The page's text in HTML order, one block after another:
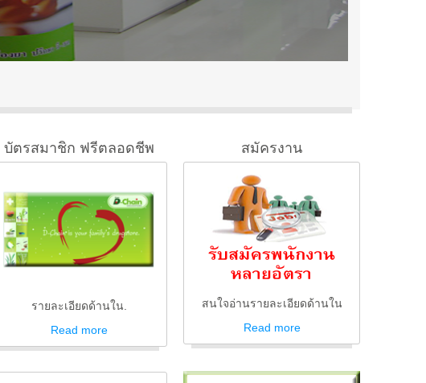
บัตรสมาชิก ฟรีตลอดชีพ
รายละเอียดด้านใน.
Read more
สมัครงาน
สนใจอ่านรายละเอียดด้านใน
Read more